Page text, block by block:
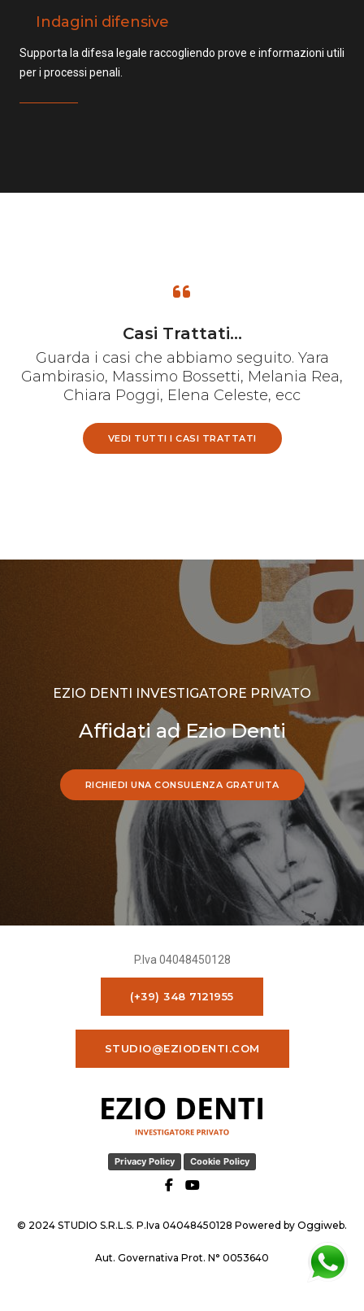
Indagini difensive
Supporta la difesa legale raccogliendo prove e informazioni utili
per i processi penali.
Casi Trattati...
Guarda i casi che abbiamo seguito. Yara
Gambirasio, Massimo Bossetti, Melania Rea,
Chiara Poggi, Elena Celeste, ecc
VEDI TUTTI I CASI TRATTATI
EZIO DENTI INVESTIGATORE PRIVATO
Affidati ad Ezio Denti
RICHIEDI UNA CONSULENZA GRATUITA
P.Iva 04048450128
(+39) 348 7121955
STUDIO@EZIODENTI.COM
Privacy Policy Cookie Policy
© 2024 STUDIO S.R.L.S. P.Iva 04048450128 Powered by Oggiweb.
Aut. Governativa Prot. N° 0053640